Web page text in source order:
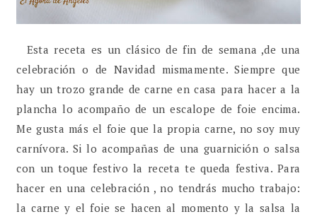
Esta receta es un clásico de fin de semana ,de una
celebración o de Navidad mismamente. Siempre que
hay un trozo grande de carne en casa para hacer a la
plancha lo acompaño de un escalope de foie encima.
Me gusta más el foie que la propia carne, no soy muy
carnívora. Si lo acompañas de una guarnición o salsa
con un toque festivo la receta te queda festiva. Para
hacer en una celebración , no tendrás mucho trabajo:
la carne y el foie se hacen al momento y la salsa la